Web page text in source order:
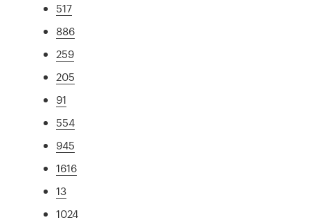
517
886
259
205
91
554
945
1616
13
1024